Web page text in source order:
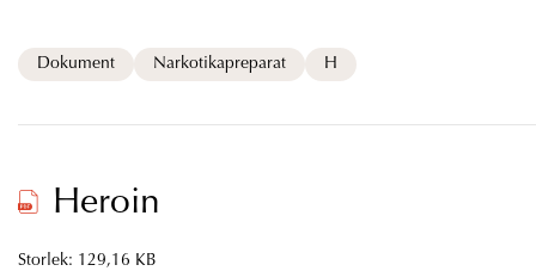
Dokument Narkotikapreparat H
Heroin
Storlek: 129,16 KB